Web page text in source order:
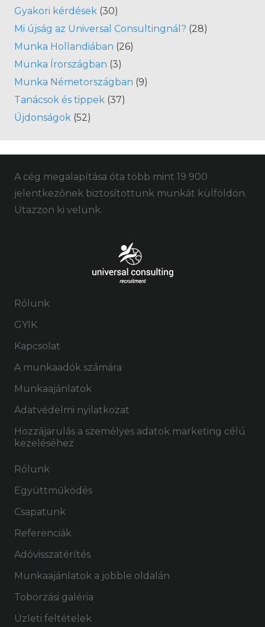
Gyakori kérdések (30)
Mi újság az Universal Consultingnál? (28)
Munka Hollandiában (26)
Munka Írországban (3)
Munka Németországban (9)
Tanácsok és tippek (37)
Újdonságok (52)
A cég megalapítása óta több mint 19 900
jelentkezőnek biztosítottunk munkát külföldön.
Utazzon ki velünk.
Rólunk
GYIK
Kapcsolat
A munkaadók számára
Munkaajánlatok
Adatvédelmi nyilatkozat
Hozzájarulás a személyes adatok marketing célú
kezeléséhez
Rólunk
Együttműködés
Csapatunk
Referenciák
Adóvisszatérítés
Munkaajánlatok a jobble oldalán
Toborzási galéria
Üzleti feltételek